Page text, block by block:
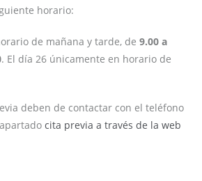
horario:
de mañana y tarde, de 9.00 a
. El día 26 únicamente en horario de
deben de contactar con el teléfono
cita previa a través de la web